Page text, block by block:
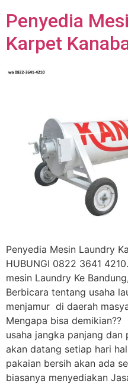
Penyedia
Karpet
Penyedia Mesin Laundry
HUBUNGI 0822 3641
mesin Laundry Ke
Berbicara tentang usaha
menjamur di daerah
Mengapa bisa
usaha jangka panjang dan
akan datang setiap hari
pakaian bersih akan ada
biasanya menyediakan